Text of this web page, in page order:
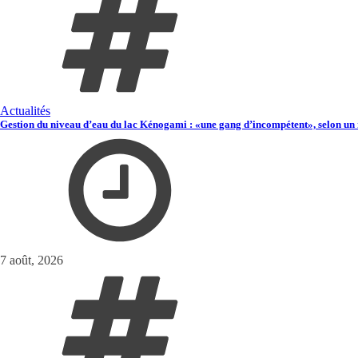
Actualités
Gestion du niveau d’eau du lac Kénogami : «une gang d’incompétent», selon
7 août, 2026